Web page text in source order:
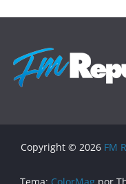
Copyright © 2026 FM